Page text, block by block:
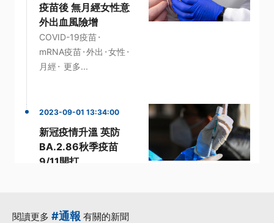
疫苗後 無月經女性意
外出血風險增
COVID-19疫苗·
mRNA疫苗·外出 ·女性 ·
月經 · 更多...
2023-09-01 13:34:00
新冠疫情升溫 英防
BA.2.86秋季疫苗
9/11開打
閱讀更多 #通報 有關的新聞